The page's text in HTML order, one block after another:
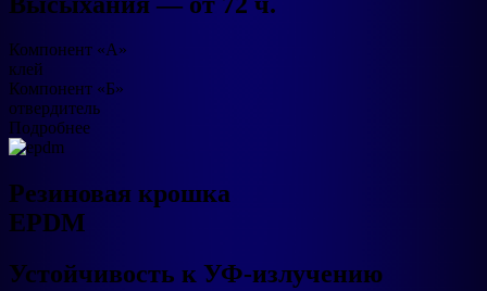
Компонент «А»
клей
Компонент «Б»
отвердитель
Подробнее
Резиновая крошка
EPDM
Устойчивость к УФ‑излучению